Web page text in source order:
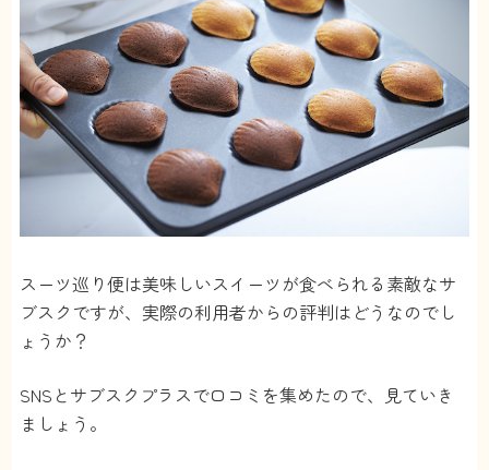
スーツ巡り便は美味しいスイーツが食べられる素敵なサ
ブスクですが、実際の利用者からの評判はどうなのでし
ょうか？
SNSとサブスクプラスで口コミを集めたので、見ていき
ましょう。